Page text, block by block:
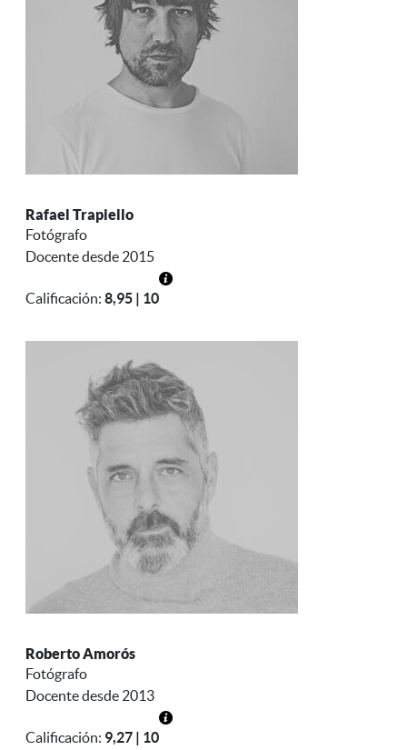
Rafael Trapiello
Fotógrafo
Docente desde 2015
Calificación: 8,95 | 10
Roberto Amorós
Fotógrafo
Docente desde 2013
Calificación: 9,27 | 10